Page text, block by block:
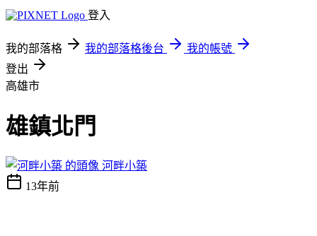
登入
我的部落格 我的部落格後台
我的帳號
登出
高雄市
雄鎮北門
河畔小築
13年前